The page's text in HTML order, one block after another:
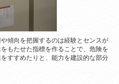
傾向を把握するのは経験とセンスが
もたせた指標を作ることで、危険を
すすめたりと、能力を建設的な部分